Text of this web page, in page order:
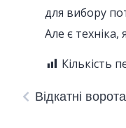
для вибору
Але є
Кількість
Відкатні